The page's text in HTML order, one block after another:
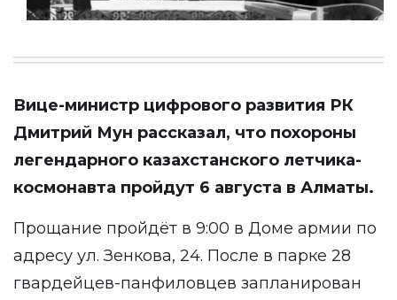
Вице-министр цифрового развития РК
Дмитрий Мун рассказал, что похороны
легендарного казахстанского летчика-
космонавта пройдут 6 августа в Алматы.
Прощание пройдёт в 9:00 в Доме армии по
адресу ул. Зенкова, 24. После в парке 28
гвардейцев-панфиловцев запланирован